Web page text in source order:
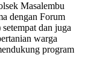
Masalembu
dengan Forum
dan juga
warga
program